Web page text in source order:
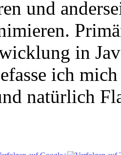
und
in
ich
natürlich